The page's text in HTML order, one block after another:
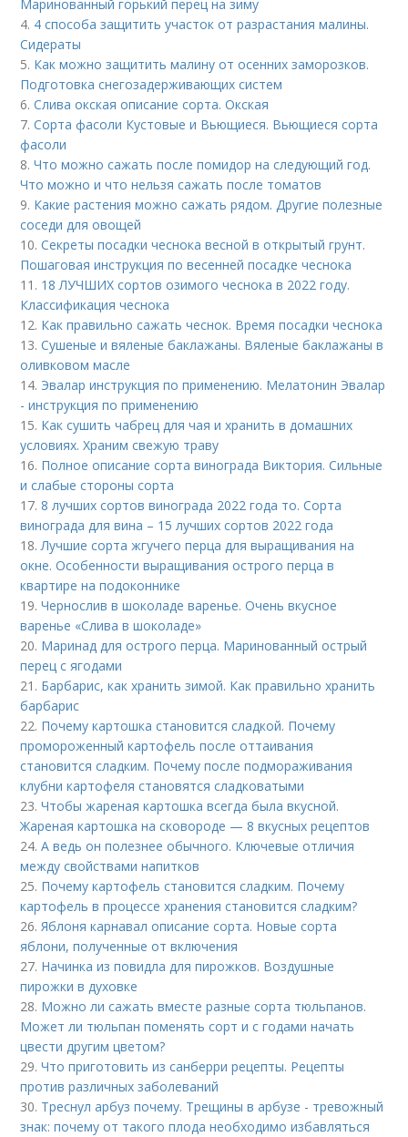
Маринованный горький перец на зиму
4. 4 способа защитить участок от разрастания малины.
Сидераты
5. Как можно защитить малину от осенних заморозков.
Подготовка снегозадерживающих систем
6.Слива окская описание сорта. Окская
7.Сорта фасоли Кустовые и Вьющиеся. Вьющиеся сорта
фасоли
8.Что можно сажать после помидор на следующий год.
Что можно и что нельзя сажать после томатов
9. Какие растения можно сажать рядом. Другие полезные
соседи для овощей
10.Секреты посадки чеснока весной в открытый грунт.
Пошаговая инструкция по весенней посадке чеснока
11. 18 ЛУЧШИХ сортов озимого чеснока в 2022 году.
Классификация чеснока
12. Как правильно сажать чеснок. Время посадки чеснока
13.Сушеные и вяленые баклажаны. Вяленые баклажаны в
оливковом масле
14. Эвалар инструкция по применению. Мелатонин Эвалар
- инструкция по применению
15. Как сушить чабрец для чая и хранить в домашних
условиях. Храним свежую траву
16. Полное описание сорта винограда Виктория. Сильные
и слабые стороны сорта
17.8 лучших сортов винограда 2022 года то. Сорта
винограда для вина – 15 лучших сортов 2022 года
18.Лучшие сорта жгучего перца для выращивания на
окне. Особенности выращивания острого перца в
квартире на подоконнике
19.Чернослив в шоколаде варенье. Очень вкусное
варенье «Слива в шоколаде»
20. Маринад для острого перца. Маринованный острый
перец с ягодами
21. Барбарис, как хранить зимой. Как правильно хранить
барбарис
22. Почему картошка становится сладкой. Почему
промороженный картофель после оттаивания
становится сладким. Почему после подмораживания
клубни картофеля становятся сладковатыми
23.Чтобы жареная картошка всегда была вкусной.
Жареная картошка на сковороде — 8 вкусных рецептов
24.А ведь он полезнее обычного. Ключевые отличия
между свойствами напитков
25. Почему картофель становится сладким. Почему
картофель в процессе хранения становится сладким?
26.Яблоня карнавал описание сорта. Новые сорта
яблони, полученные от включения
27. Начинка из повидла для пирожков. Воздушные
пирожки в духовке
28. Можно ли сажать вместе разные сорта тюльпанов.
Может ли тюльпан поменять сорт и с годами начать
цвести другим цветом?
29.Что приготовить из санберри рецепты. Рецепты
против различных заболеваний
30. Треснул арбуз почему. Трещины в арбузе - тревожный
знак: почему от такого плода необходимо избавляться